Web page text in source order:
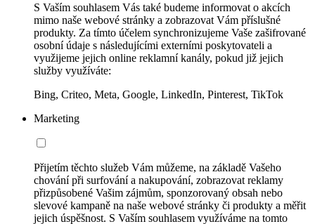
S Vaším souhlasem Vás také budeme informovat o akcích
mimo naše webové stránky a zobrazovat Vám příslušné
produkty. Za tímto účelem synchronizujeme Vaše zašifrované
osobní údaje s následujícími externími poskytovateli a
využijeme jejich online reklamní kanály, pokud již jejich
služby využíváte:
Bing, Criteo, Meta, Google, LinkedIn, Pinterest, TikTok
Marketing
Přijetím těchto služeb Vám můžeme, na základě Vašeho
chování při surfování a nakupování, zobrazovat reklamy
přizpůsobené Vašim zájmům, sponzorovaný obsah nebo
slevové kampaně na naše webové stránky či produkty a měřit
jejich úspěšnost. S Vaším souhlasem využíváme na tomto